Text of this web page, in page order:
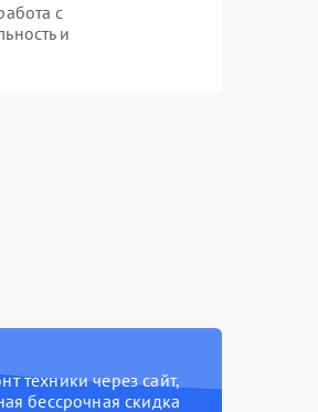
с
и
техники через сайт,
бессрочная скидка